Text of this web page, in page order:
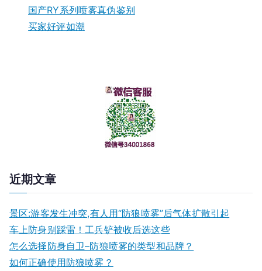
国产RY系列喷雾真伪鉴别
买家好评如潮
近期文章
景区:游客发生冲突,有人用“防狼喷雾”后气体扩散引起
车上防身别踩雷！工兵铲被收后选这些
怎么选择防身自卫–防狼喷雾的类型和品牌？
如何正确使用防狼喷雾？